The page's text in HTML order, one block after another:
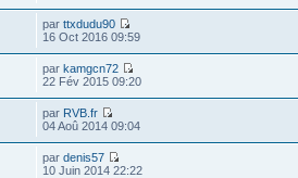
parttxdudu90
16 Oct 2016 09:59
parkamgcn72
22 Fév 2015 09:20
par RVB.fr
04 Aoû 2014 09:04
pardenis57
10 Juin 2014 22:22